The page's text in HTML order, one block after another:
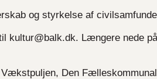
og styrkelse af
kultur@balk.dk. Længere nede
Den